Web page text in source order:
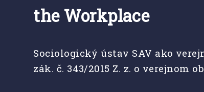
the Workplace
Sociologický ústav SAV ako
zák. č. 343/2015 Z. z. o verejnom